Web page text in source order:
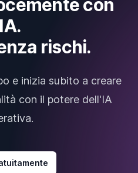
con
rischi.
e inizia subito a creare
con il potere dell'IA